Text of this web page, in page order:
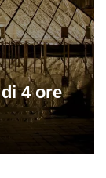
4 ore